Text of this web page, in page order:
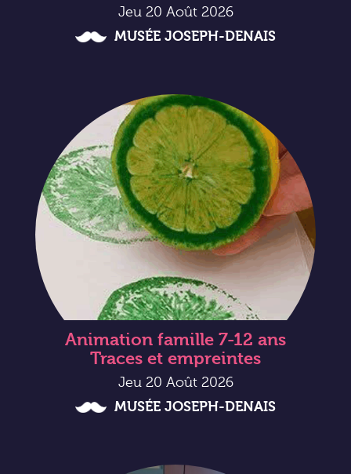
Jeu 20 Août 2026
MUSÉE JOSEPH-DENAIS
Animation famille 7-12 ans
Traces et empreintes
Jeu 20 Août 2026
MUSÉE JOSEPH-DENAIS